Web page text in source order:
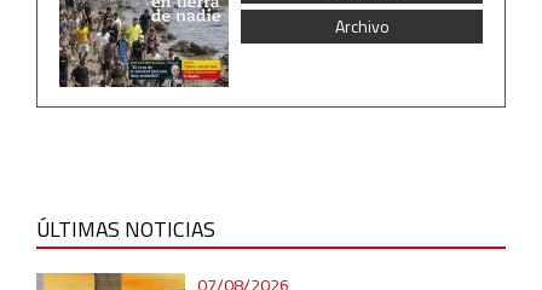
Archivo
ÚLTIMAS NOTICIAS
07/08/2026